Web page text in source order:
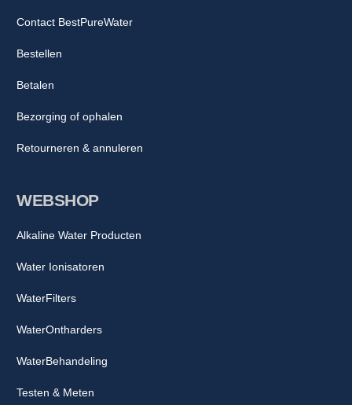
WEBSHOP
Alkaline Water Producten
Water Ionisatoren
WaterFilters
WaterOntharders
WaterBehandeling
Testen & Meten
Contact BestPureWater
Bestellen
Betalen
Bezorging of ophalen
Retourneren & annuleren